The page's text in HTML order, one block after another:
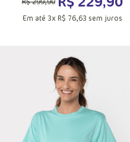
P
Em até 3xR$ 76,63 sem juros